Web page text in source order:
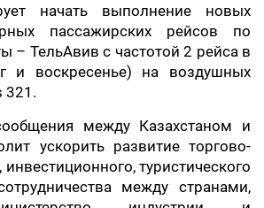
начать выполнение новых
пассажирских рейсов по
– ТельАвив с частотой 2 рейса в
и воскресенье) на воздушных
321.
между Казахстаном и
ускорить развитие торгово-
туристического
между странами,